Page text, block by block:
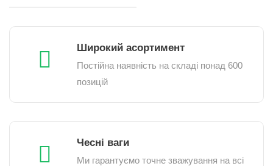
Широкий асортимент
Постійна наявність на складі понад 600
позицій
Чесні ваги
Ми гарантуємо точне зважування на всі